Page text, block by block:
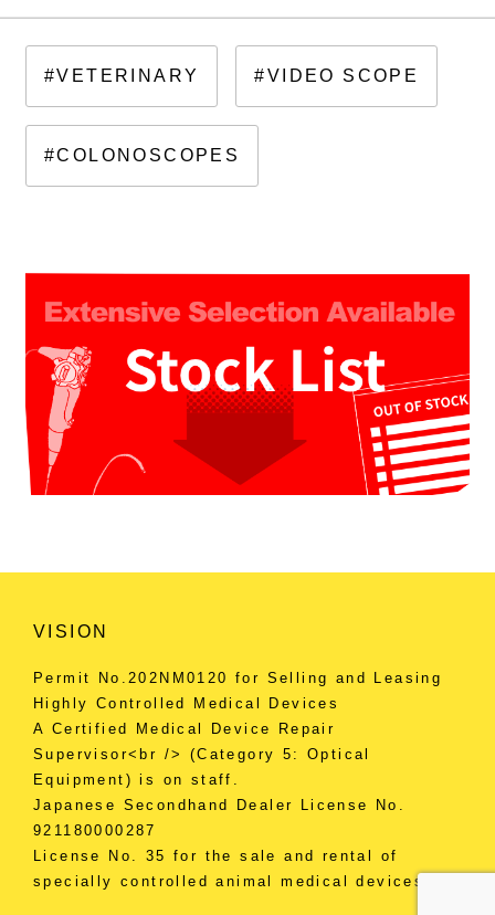
#VETERINARY #VIDEO SCOPE
#COLONOSCOPES
VISION
Permit No.202NM0120 for Selling and Leasing
Highly Controlled Medical Devices
A Certified Medical Device Repair
Supervisor<br /> (Category 5: Optical
Equipment) is on staff.
Japanese Secondhand Dealer License No.
921180000287
License No. 35 for the sale and rental of
specially controlled animal medical devices